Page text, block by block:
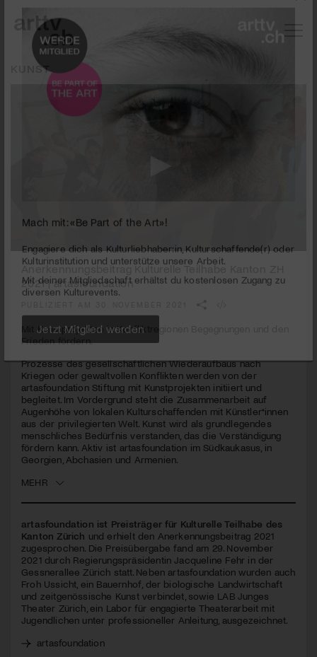
KUNST
seconds
seconds
Anerkennungsbeitrag Kulturelle Teilhabe Kanton ZH
2021 | artasfoundation
Mit Kunstprojekten in Konfliktregionen Begegnungen und den
Frieden fördern.
Prozesse des gesellschaftlichen Wiederaufbaus nach
Kriegen oder gewaltvollen Konflikten werden von der
artasfoundation Stiftung mit Kunstprojekten initiiert und
begleitet. Im Vordergrund steht die Zusammenarbeit auf
Augenhöhe von lokalen Kulturschaffenden mit Künstler*innen
aus der privilegierten Welt. Kunst wird als grundlegendes
menschliches Bedürfnis verstanden, das die Verständigung
fördern kann. Aktiv ist artasfoundation im Südkaukasus, in
Georgien, Abchasien und Armenien.
MEHR
artasfoundation ist Preisträger für Kulturelle Teilhabe des
Kanton Zürich und erhielt den Anerkennungsbeitrag 2021
zugesprochen. Die Preisübergabe fand am 29. November
2021 durch Regierungspräsidentin Jacqueline Fehr in der
Gessnerallee Zürich statt. Neben artasfoundation wurden auch
Froh Ussicht, ein Bauernhof, der biologische Landwirtschaft
und zeitgenössische Kunst verbindet, sowie LABJunges
Theater Zürich, ein Labor für engagierte Theaterarbeit mit
Jugendlichen unter professioneller Anleitung, ausgezeichnet.
artasfoundation
Mach mit: «Be Part of the Art»!
Kulturinstitution und unterstütze unsere Arbeit.